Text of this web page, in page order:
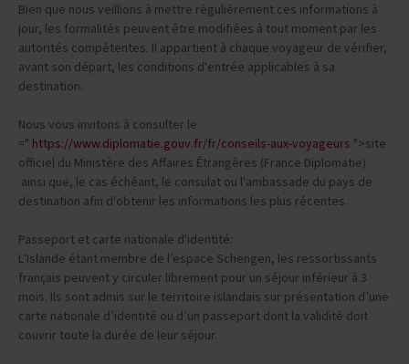
Bien que nous veillions à mettre régulièrement ces informations à
jour, les formalités peuvent être modifiées à tout moment par les
autorités compétentes. Il appartient à chaque voyageur de vérifier,
avant son départ, les conditions d'entrée applicables à sa
destination.
Nous vous invitons à consulter le
=" https://www.diplomatie.gouv.fr/fr/conseils-aux-voyageurs ">site
officiel du Ministère des Affaires Étrangères (France Diplomatie)
ainsi que, le cas échéant, le consulat ou l'ambassade du pays de
destination afin d'obtenir les informations les plus récentes.
Passeport et carte nationale d'identité:
L’Islande étant membre de l’espace Schengen, les ressortissants
français peuvent y circuler librement pour un séjour inférieur à 3
mois. Ils sont admis sur le territoire islandais sur présentation d’une
carte nationale d’identité ou d’un passeport dont la validité doit
couvrir toute la durée de leur séjour.